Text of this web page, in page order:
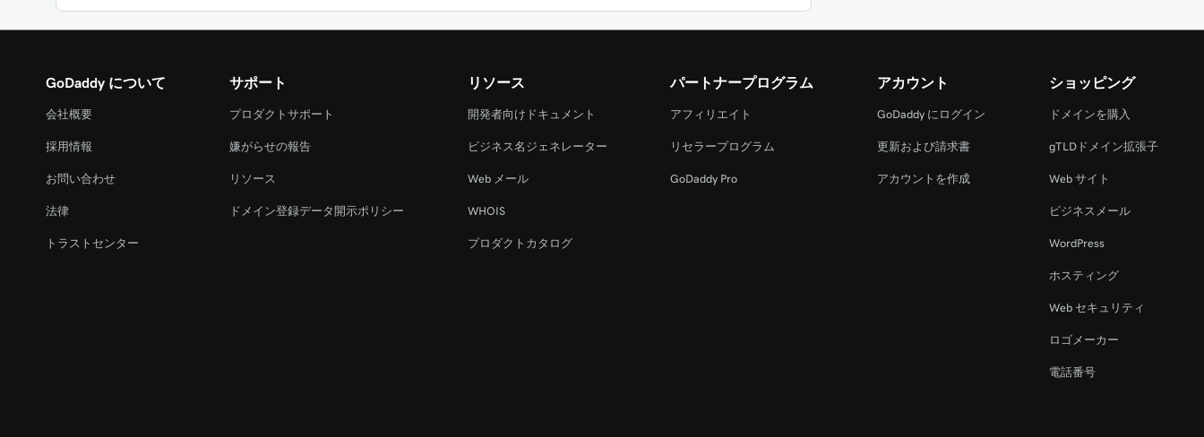
GoDaddy について
会社概要
採用情報
お問い合わせ
法律
トラストセンター
サポート
プロダクトサポート
嫌がらせの報告
リソース
ドメイン登録データ開示ポリシー
リソース
開発者向けドキュメント
ビジネス名ジェネレーター
Web メール
WHOIS
プロダクトカタログ
パートナープログラム
アフィリエイト
リセラープログラム
GoDaddy Pro
アカウント
GoDaddy にログイン
更新および請求書
アカウントを作成
ショッピング
ドメインを購入
gTLDドメイン拡張子
Web サイト
ビジネスメール
WordPress
ホスティング
Web セキュリティ
ロゴメーカー
電話番号